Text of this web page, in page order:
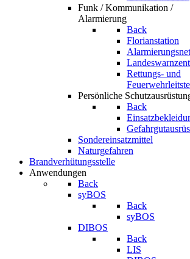
Funk / Kommunikation /
Alarmierung
Back
Florianstation
Rettungs- und
Persönliche
Back
Sondereinsatzmittel
Naturgefahren
Brandverhütungsstelle
Anwendungen
Back
syBOS
Back
syBOS
DIBOS
Back
LIS